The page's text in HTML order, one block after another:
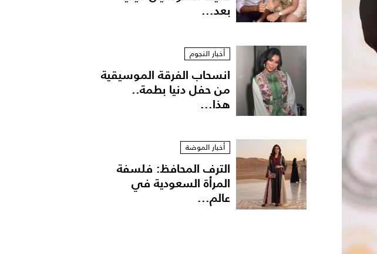
بعد...
أخبار النجوم
انسحاب الفرقة الموسيقية
من حفل دنيا بطمة..
هذا...
أخبار الموضة
الترف المحافظ: فلسفة
المرأة السعودية في
عالم...